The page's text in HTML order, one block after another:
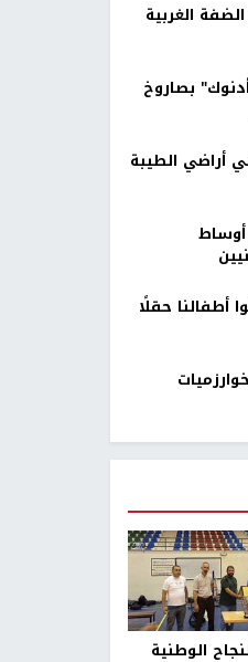
الغربية
بصاروخ
الطيبة
أطفالنا حقلًا
الوطنية